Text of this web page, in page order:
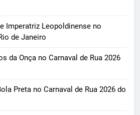
Imperatriz Leopoldinense no
de Janeiro
da Onça no Carnaval de Rua 2026
Preta no Carnaval de Rua 2026 do